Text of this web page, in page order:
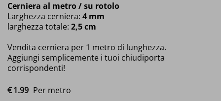
Cerniera al metro / su rotolo
Larghezza cerniera: 4 mm
larghezza totale: 2,5 cm
Vendita cerniera per 1 metro di lunghezza.
Aggiungi semplicemente i tuoi chiudiporta
corrispondenti!
€1.99 Per metro